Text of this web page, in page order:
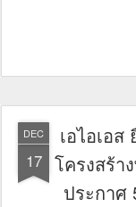
DEC
17
เอไอเอ
โครงสร้า
ประกาศ